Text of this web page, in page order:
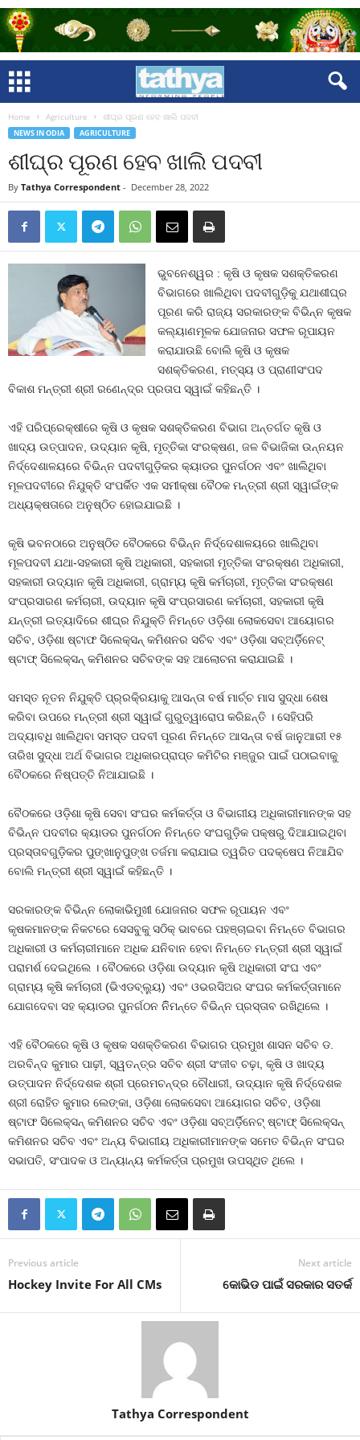
Home Agriculture ଶୀଘ୍ର ପୂରଣ ହେବ ଖାଲି ପଦବୀ
NEWS IN ODIA AGRICULTURE
ଶୀଘ୍ର ପୂରଣ ହେବ ଖାଲି ପଦବୀ
By Tathya Correspondent - December 28, 2022
ଭୁବନେଶ୍ୱର : କୃଷି ଓ କୃଷକ ସଶକ୍ତିକରଣ
ବିଭାଗରେ ଖାଲିଥିବା ପଦବୀଗୁଡ଼ିକୁ ଯଥାଶୀଘ୍ର
ପୂରଣ କରି ରାଜ୍ୟ ସରକାରଙ୍କ ବିଭିନ୍ନ କୃଷକ
କଲ୍ୟାଣମୂଳକ ଯୋଜନାର ସଫଳ ରୂପାୟନ
କରାଯାଉଛି ବୋଲି କୃଷି ଓ କୃଷକ
ସଶକ୍ତିକରଣ, ମତ୍ସ୍ୟ ଓ ପ୍ରାଣୀସଂପଦ
ବିକାଶ ମନ୍ତ୍ରୀ ଶ୍ରୀ ରଣେନ୍ଦ୍ର ପ୍ରତାପ ସ୍ୱାଇଁ କହିଛନ୍ତି ।
ଏହି ପରିପ୍ରେକ୍ଷୀରେ କୃଷି ଓ କୃଷକ ସଶକ୍ତିକରଣ ବିଭାଗ ଅନ୍ତର୍ଗତ କୃଷି ଓ
ଖାଦ୍ୟ ଉତ୍ପାଦନ, ଉଦ୍ୟାନ କୃଷି, ମୃତ୍ତିକା ସଂରକ୍ଷଣ, ଜଳ ବିଭାଜିକା ଉନ୍ନୟନ
ନିର୍ଦ୍ଦେଶାଳୟରେ ବିଭିନ୍ନ ପଦବୀଗୁଡ଼ିକର କ୍ୟାଡର ପୁନର୍ଗଠନ ଏବଂ ଖାଲିଥିବା
ମୂଳପଦବୀରେ ନିଯୁକ୍ତି ସଂପର୍କିତ ଏକ ସମୀକ୍ଷା ବୈଠକ ମନ୍ତ୍ରୀ ଶ୍ରୀ ସ୍ୱାଇଁଙ୍କ
ଅଧ୍ୟକ୍ଷତାରେ ଅନୁଷ୍ଠିତ ହୋଇଯାଇଛି ।
କୃଷି ଭବନଠାରେ ଅନୁଷ୍ଠିତ ବୈଠକରେ ବିଭିନ୍ନ ନିର୍ଦ୍ଦେଶାଳୟରେ ଖାଲିଥିବା
ମୂଳପଦବୀ ଯଥା-ସହକାରୀ କୃଷି ଅଧିକାରୀ, ସହକାରୀ ମୃତ୍ତିକା ସଂରକ୍ଷଣ ଅଧିକାରୀ,
ସହକାରୀ ଉଦ୍ୟାନ କୃଷି ଅଧିକାରୀ, ଗ୍ରାମ୍ୟ କୃଷି କର୍ମଚାରୀ, ମୃତ୍ତିକା ସଂରକ୍ଷଣ
ସଂପ୍ରସାରଣ କର୍ମଚାରୀ, ଉଦ୍ୟାନ କୃଷି ସଂପ୍ରସାରଣ କର୍ମଚାରୀ, ସହକାରୀ କୃଷି
ଯନ୍ତ୍ରୀ ଇତ୍ୟାଦିରେ ଶୀଘ୍ର ନିଯୁକ୍ତି ନିମନ୍ତେ ଓଡ଼ିଶା ଲୋକସେବା ଆୟୋଗର
ସଚିବ, ଓଡ଼ିଶା ଷ୍ଟାଫ ସିଲେକ୍‌ସନ୍‌ କମିଶନର ସଚିବ ଏବଂ ଓଡ଼ିଶା ସବ୍‌ଅର୍ଡ଼ିନେଟ୍‌
ଷ୍ଟାଫ୍‌ ସିଲେକ୍‌ସନ୍‌ କମିଶନର ସଚିବଙ୍କ ସହ ଆଲୋଚନା କରାଯାଇଛି ।
ସମସ୍ତ ନୂତନ ନିଯୁକ୍ତି ପ୍ର୍ରକି୍ରୟାକୁ ଆସନ୍ତା ବର୍ଷ ମାର୍ଚ୍ଚ ମାସ ସୁଦ୍ଧା ଶେଷ
କରିବା ଉପରେ ମନ୍ତ୍ରୀ ଶ୍ରୀ ସ୍ୱାଇଁ ଗୁରୁତ୍ୱାରୋପ କରିଛନ୍ତି । ସେହିପରି
ଅଦ୍ୟାବଧି ଖାଲିଥିବା ସମସ୍ତ ପଦବୀ ପୂରଣ ନିମନ୍ତେ ଆସନ୍ତା ବର୍ଷ ଜାନୁଆରୀ ୧୫
ତାରିଖ ସୁଦ୍ଧା ଅର୍ଥ ବିଭାଗର ଅଧିକାରପ୍ରାପ୍ତ କମିଟିର ମଞ୍ଜୁର ପାଇଁ ପଠାଇବାକୁ
ବୈଠକରେ ନିଷ୍ପତ୍ତି ନିଆଯାଇଛି ।
ବୈଠକରେ ଓଡ଼ିଶା କୃଷି ସେବା ସଂଘର କର୍ମକର୍ତ୍ତା ଓ ବିଭାଗୀୟ ଅଧିକାରୀମାନଙ୍କ ସହ
ବିଭିନ୍ନ ପଦବୀର କ୍ୟାଡର ପୁନର୍ଗଠନ ନିମନ୍ତେ ସଂଘଗୁଡ଼ିକ ପକ୍ଷରୁ ଦିଆଯାଇଥିବା
ପ୍ରସ୍ତାବଗୁଡ଼ିକର ପୁଙ୍ଖାନୁପୁଙ୍ଖ ତର୍ଜମା କରାଯାଇ ତ୍ୱରିତ ପଦକ୍ଷେପ ନିଆଯିବ
ବୋଲି ମନ୍ତ୍ରୀ ଶ୍ରୀ ସ୍ୱାଇଁ କହିଛନ୍ତି ।
ସରକାରଙ୍କ ବିଭିନ୍ନ ଲୋକାଭିମୁଖୀ ଯୋଜନାର ସଫଳ ରୂପାୟନ ଏବଂ
କୃଷକମାନଙ୍କ ନିକଟରେ ସେସବୁକୁ ସଠିକ୍‌ ଭାବରେ ପହଞ୍ଚାଇବା ନିମନ୍ତେ ବିଭାଗର
ଅଧିକାରୀ ଓ କର୍ମଚାରୀମାନେ ଅଧିକ ଯନିବାନ ହେବା ନିମନ୍ତେ ମନ୍ତ୍ରୀ ଶ୍ରୀ ସ୍ୱାଇଁ
ପରାମର୍ଶ ଦେଇଥିଲେ । ବୈଠକରେ ଓଡ଼ିଶା ଉଦ୍ୟାନ କୃଷି ଅଧିକାରୀ ସଂଘ ଏବଂ
ଗ୍ରାମ୍ୟ କୃଷି କର୍ମଚାରୀ (ଭିଏଡବ୍ଲୁ୍ୟ) ଏବଂ ଓଭରସିଅର ସଂଘର କର୍ମକର୍ତ୍ତାମାନେ
ଯୋଗଦେବା ସହ କ୍ୟାଡର ପୁନର୍ଗଠନ ନିିମନ୍ତେ ବିଭିନ୍ନ ପ୍ରସ୍ତାବ ରଖିଥିଲେ ।
ଏହି ବୈଠକରେ କୃଷି ଓ କୃଷକ ସଶକ୍ତିକରଣ ବିଭାଗର ପ୍ରମୁଖ ଶାସନ ସଚିବ ଡ.
ଅରବିନ୍ଦ କୁମାର ପାଢ଼ୀ, ସ୍ୱତନ୍ତ୍ର ସଚିବ ଶ୍ରୀ ସଂଜୀବ ଚଢ଼ା, କୃଷି ଓ ଖାଦ୍ୟ
ଉତ୍ପାଦନ ନିର୍ଦ୍ଦେଶକ ଶ୍ରୀ ପ୍ରେମଚନ୍ଦ୍ର ଚୌଧାରୀ, ଉଦ୍ୟାନ କୃଷି ନିର୍ଦ୍ଦେଶକ
ଶ୍ରୀ ରୋହିତ କୁମାର ଲେଙ୍କା, ଓଡ଼ିଶା ଲୋକସେବା ଆୟୋଗର ସଚିବ, ଓଡ଼ିଶା
ଷ୍ଟାଫ ସିଲେକ୍‌ସନ୍‌ କମିଶନର ସଚିବ ଏବଂ ଓଡ଼ିଶା ସବ୍‌ଅର୍ଡ଼ିନେଟ୍‌ ଷ୍ଟାଫ୍‌ ସିଲେକ୍‌ସନ୍‌
କମିଶନର ସଚିବ ଏବଂ ଅନ୍ୟ ବିଭାଗୀୟ ଅଧିକାରୀମାନଙ୍କ ସମେତ ବିଭିନ୍ନ ସଂଘର
ସଭାପତି, ସଂପାଦକ ଓ ଅନ୍ୟାନ୍ୟ କର୍ମକର୍ତ୍ତା ପ୍ରମୁଖ ଉପସ୍ଥିତ ଥିଲେ ।
Previous article
Hockey Invite For All CMs
Next article
କୋଭିଡ ପାଇଁ ସରକାର ସତର୍କ
Tathya Correspondent